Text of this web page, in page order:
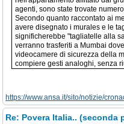
agenti, sono state trovate
Secondo quanto raccontato ai
avere disegnato i murales e le
significherebbe "tagliatelle alla
verranno trasferiti a Mumbai
videocamere di sicurezza della
compiere gesti analoghi, senza
https://www.ansa.it/sito/notizie/
Re: Povera Italia.. (seconda